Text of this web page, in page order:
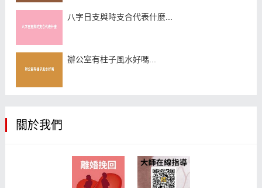
八字日支與時支合代表什麼...
辦公室有柱子風水好嗎...
關於我們